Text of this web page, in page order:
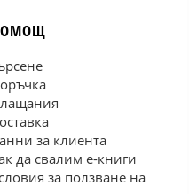
за клиента
да свалим е-книги
за ползване на